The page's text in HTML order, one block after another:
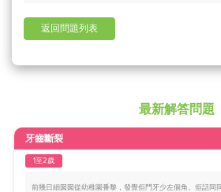
返回問題列表
最新解答問題
牙齒斷裂
1至2歲
前幾日細囡囡從幼稚園番黎，發覺佢門牙少左個角。佢話同